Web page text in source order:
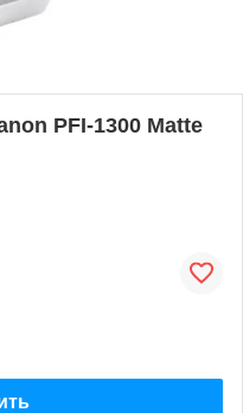
PFI-1300 Matte